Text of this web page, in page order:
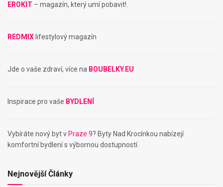
EROKIT – magazín, který umí pobavit!.
REDMIX lifestylový magazín
Jde o vaše zdraví, více na BOUBELKY.EU
Inspirace pro vaše BYDLENÍ
Vybíráte nový byt v Praze 9? Byty Nad Krocínkou nabízejí
komfortní bydlení s výbornou dostupností.
Nejnovější Články